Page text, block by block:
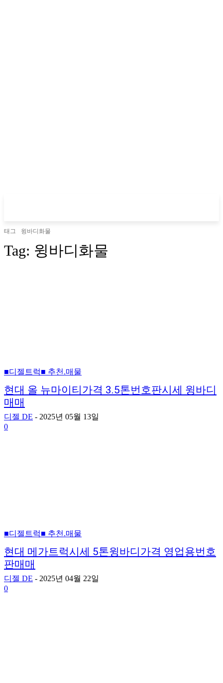
태그 윙바디화물
Tag: 윙바디화물
■디젤트럭■ 추천.매물
현대 올 뉴마이티가격 3.5톤번호판시세 윙바디
매매
디젤 DE - 2025년 05월 13일
0
■디젤트럭■ 추천.매물
현대 메가트럭시세 5톤윙바디가격 영업용번호
판매매
디젤 DE - 2025년 04월 22일
0